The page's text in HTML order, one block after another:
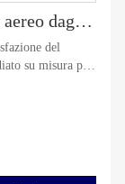
Prezzi internazionali del trasporto aereo dagli Stati Uniti alla Cina
del
su misura per